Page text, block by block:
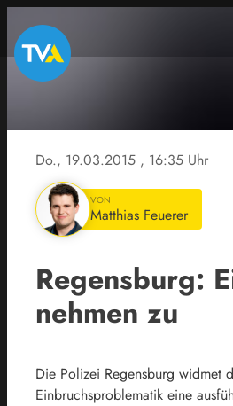
Do., 19.03.2015 , 16:35 Uhr
VON
Matthias Feuerer
Regensburg:
nehmen zu
Die Polizei Regensburg widmet
Einbruchsproblematik eine